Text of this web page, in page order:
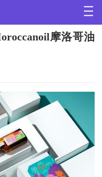
摩洛哥油